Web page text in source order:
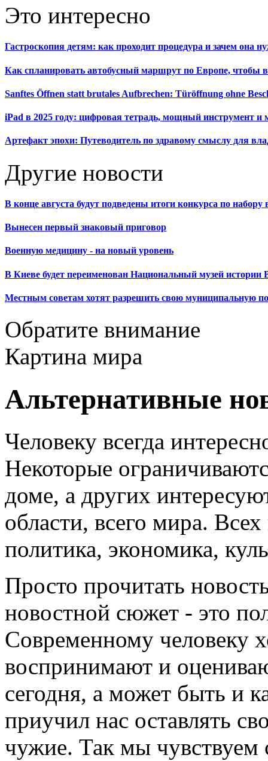
Это интересно
Гастроскопия детям: как проходит процедура и зачем она
Как спланировать автобусный маршрут по Европе, чтобы
Sanftes Öffnen statt brutales Aufbrechen: Türöffnung ohne
iPad в 2025 году: цифровая тетрадь, мощный инструмент и
Артефакт эпохи: Путеводитель по здравому смыслу для
Другие новости
В конце августа будут подведены итоги конкурса по
Вынесен первый знаковый приговор
Военную медицину - на новый уровень
В Киеве будет переименован Национальный музей истории
Местным советам хотят разрешить свою муниципальную
Обратите внимание
Картина мира
Альтернативные
Человеку всегда
Некоторые
доме, а других
области, всего мира.
политика, экономика,
Просто прочитать
новостной сюжет - это
Современному человеку
воспринимают и
сегодня, а может быть и
приучил нас оставлять
чужие. Так мы чувствуем